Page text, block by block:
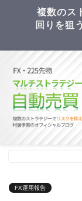
複数のス
回りを狙
FX運用報告